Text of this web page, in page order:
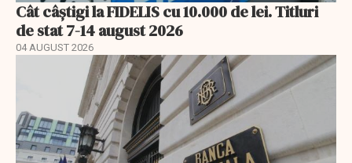
Cât câștigi la FIDELIS cu 10.000 de lei. Titluri
de stat 7-14 august 2026
04 AUGUST 2026